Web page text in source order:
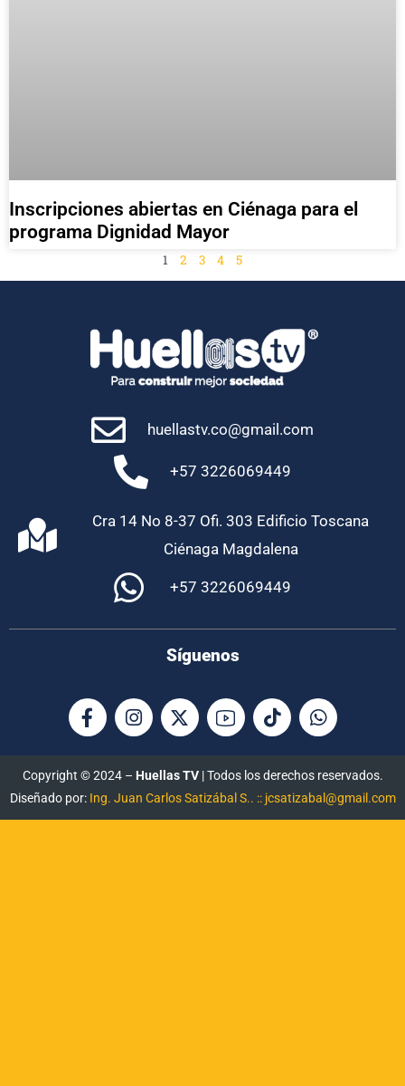
Inscripciones abiertas en Ciénaga para el
programa Dignidad Mayor
1 2 3 4 5
huellastv.co@gmail.com
+57 3226069449
Cra 14 No 8-37 Ofi. 303 Edificio Toscana
Ciénaga Magdalena
+57 3226069449
Síguenos
Copyright © 2024 – Huellas TV| Todos los derechos reservados.
Diseñado por: Ing. Juan Carlos Satizábal S.. :: jcsatizabal@gmail.com